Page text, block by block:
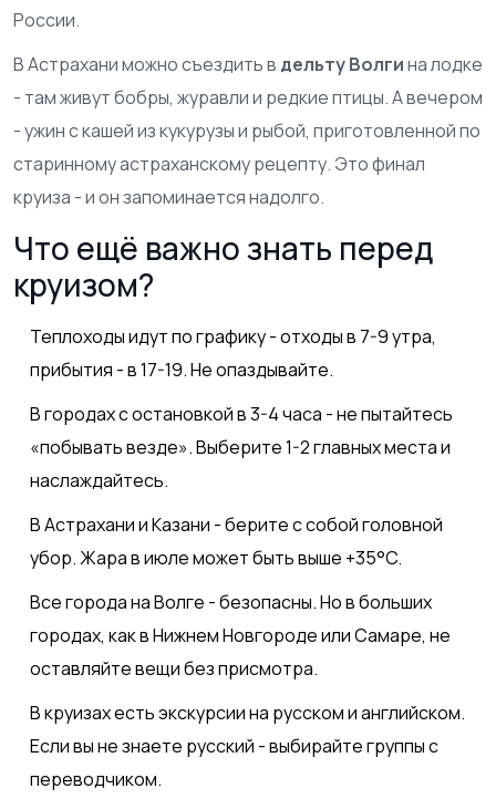
России.
В Астрахани можно съездить в дельту Волгина лодке
- там живут бобры, журавли и редкие птицы. А вечером
- ужин с кашей из кукурузы и рыбой, приготовленной по
старинному астраханскому рецепту. Это финал
круиза - и он запоминается надолго.
Что ещё важно знать перед
круизом?
Теплоходы идут по графику - отходы в 7-9 утра,
прибытия - в 17-19. Не опаздывайте.
В городах с остановкой в 3-4 часа - не пытайтесь
«побывать везде». Выберите 1-2 главных места и
наслаждайтесь.
В Астрахани и Казани - берите с собой головной
убор. Жара в июле может быть выше +35°C.
Все города на Волге - безопасны. Но в больших
городах, как в Нижнем Новгороде или Самаре, не
оставляйте вещи без присмотра.
В круизах есть экскурсии на русском и английском.
Если вы не знаете русский - выбирайте группы с
переводчиком.